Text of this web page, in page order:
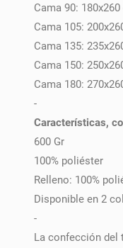
Cama 90:
Cama 105:
Cama 135:
Cama 150:
Cama 180:
-
Características,
600 Gr
100% poliéster
Relleno: 100%
Disponible en 2
-
La confección del